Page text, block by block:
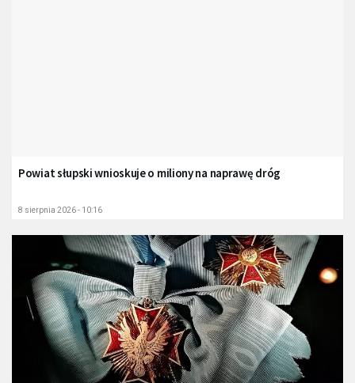
Powiat słupski wnioskuje o miliony na naprawę dróg
8 sierpnia 2026 - 10:16